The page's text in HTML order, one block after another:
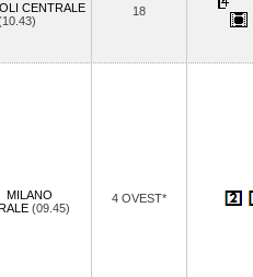
CENTRALE
18
MILANO
(09.45)
4 OVEST*